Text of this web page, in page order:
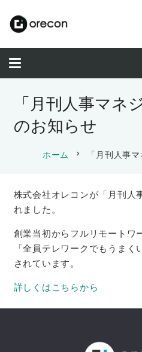
「月刊人事マネ
のお知らせ
ホーム chevron_right 「月刊人事
株式会社オレコンが「月刊人
れました。
創業当初からフルリモートワ
「全員テレワークでもうま
されています。
詳しくはこちらから